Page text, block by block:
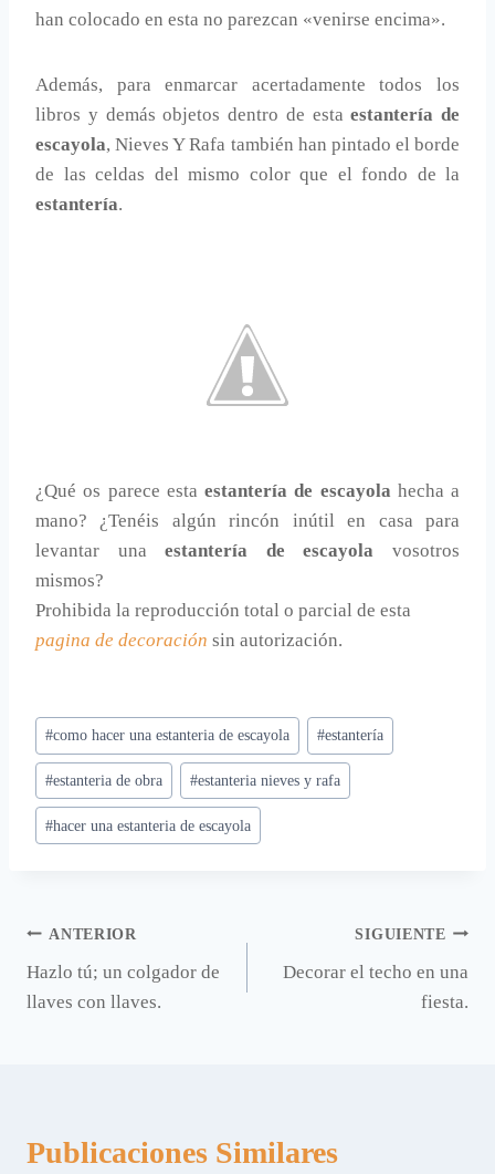
han colocado en esta no parezcan «venirse encima».
Además, para enmarcar acertadamente todos los
libros y demás objetos dentro de estaestantería de
escayola, Nieves Y Rafa también han pintado el borde
de las celdas del mismo color que el fondo de la
estantería.
¿Qué os parece esta estantería de escayola hecha a
mano? ¿Tenéis algún rincón inútil en casa para
levantar unaestantería de escayola vosotros
mismos?
Prohibida la reproducción total o parcial de esta
pagina de decoración sin autorización.
Etiquetas
de
la
entrada:
#como hacer una estanteria de escayola #estantería
#estanteria de obra #estanteria nieves y rafa
#hacer una estanteria de escayola
Navegación
de
ANTERIOR
Hazlo tú; un colgador de
llaves con llaves.
SIGUIENTE
Decorar el techo en una
fiesta.
Publicaciones Similares